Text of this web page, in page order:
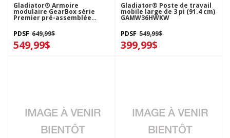
Gladiator® Armoire
modulaire GearBox série
Premier pré-assemblée
GAGB272DLW
PDSF 649,99$
549,99$
Gladiator® Poste de travail
mobile large de 3 pi (91.4 cm)
GAMW36HWKW
PDSF 549,99$
399,99$